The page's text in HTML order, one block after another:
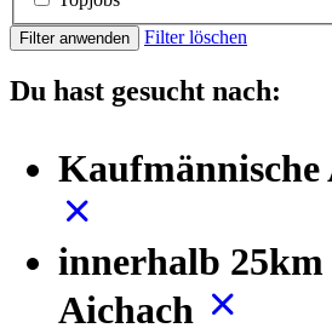
Filter anwenden Filter löschen
Du hast gesucht nach:
Kaufmännische
innerhalb 25km
Aichach